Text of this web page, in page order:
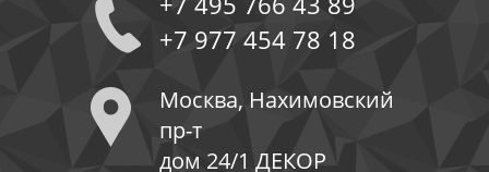
+7 977 454 78 18
Москва, Нахимовский
пр-т
дом 24/1 ДЕКОР